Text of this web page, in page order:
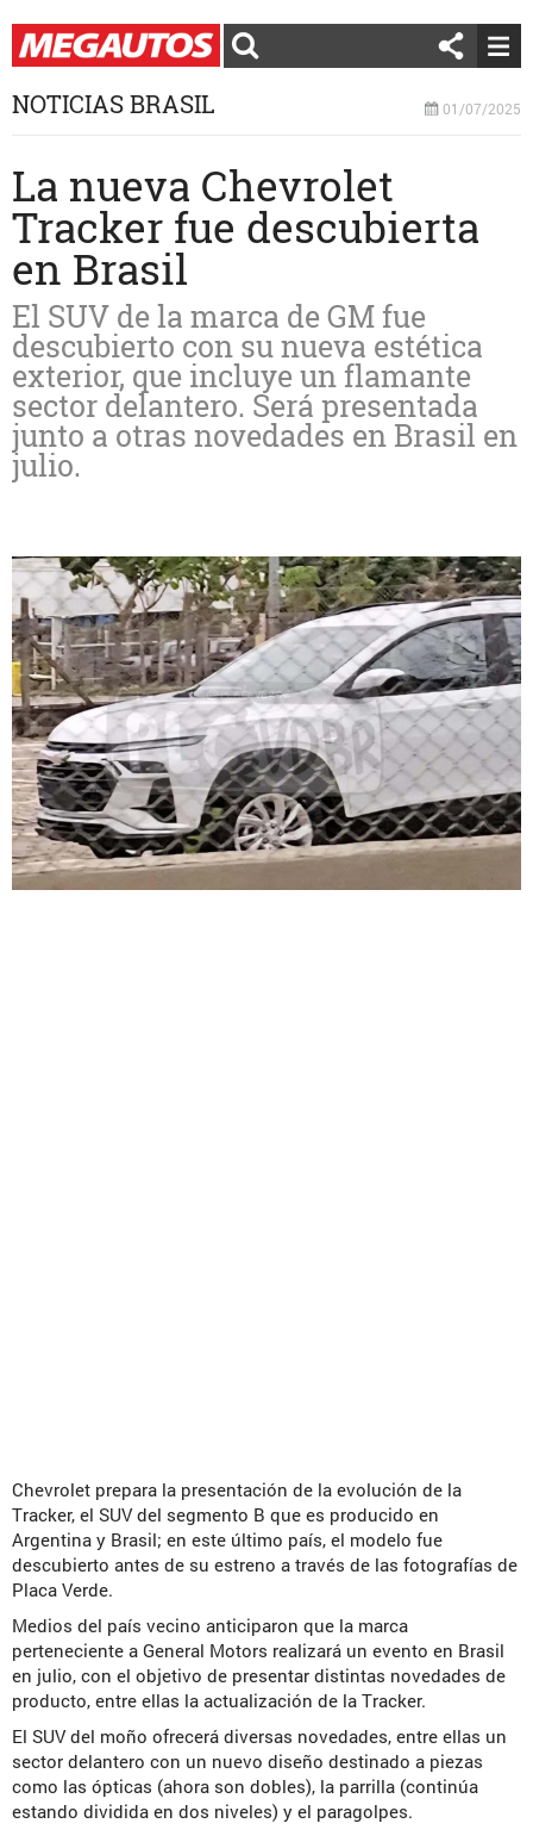
NOTICIAS BRASIL 01/07/2025
La nueva Chevrolet
Tracker fue descubierta
en Brasil
El SUV de la marca de GM fue
descubierto con su nueva estética
exterior, que incluye un flamante
sector delantero. Será presentada
junto a otras novedades en Brasil en
julio.
Chevrolet prepara la presentación de la evolución de la
Tracker, el SUV del segmento B que es producido en
Argentina y Brasil; en este último país, el modelo fue
descubierto antes de su estreno a través de las fotografías de
Placa Verde.
Medios del país vecino anticiparon que la marca
perteneciente a General Motors realizará un evento en Brasil
en julio, con el objetivo de presentar distintas novedades de
producto, entre ellas la actualización de la Tracker.
El SUV del moño ofrecerá diversas novedades, entre ellas un
sector delantero con un nuevo diseño destinado a piezas
como las ópticas (ahora son dobles), la parrilla (continúa
estando dividida en dos niveles) y el paragolpes.